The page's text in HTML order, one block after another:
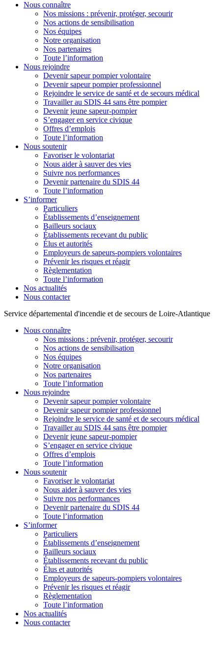
Nous connaître
Nos missions : prévenir, protéger, secourir
Nos actions de sensibilisation
Nos équipes
Notre organisation
Nos partenaires
Toute l’information
Nous rejoindre
Devenir sapeur pompier volontaire
Devenir sapeur pompier professionnel
Rejoindre le service de santé et de secours médical
Travailler au SDIS 44 sans être pompier
Devenir jeune sapeur-pompier
S’engager en service civique
Offres d’emplois
Toute l’information
Nous soutenir
Favoriser le volontariat
Nous aider à sauver des vies
Suivre nos performances
Devenir partenaire du SDIS 44
Toute l’information
S’informer
Particuliers
Établissements d’enseignement
Bailleurs sociaux
Établissements recevant du public
Élus et autorités
Employeurs de sapeurs-pompiers volontaires
Prévenir les risques et réagir
Règlementation
Toute l’information
Nos actualités
Nous contacter
Service départemental d'incendie et de secours de Loire-Atlantique
Nous connaître
Nos missions : prévenir, protéger, secourir
Nos actions de sensibilisation
Nos équipes
Notre organisation
Nos partenaires
Toute l’information
Nous rejoindre
Devenir sapeur pompier volontaire
Devenir sapeur pompier professionnel
Rejoindre le service de santé et de secours médical
Travailler au SDIS 44 sans être pompier
Devenir jeune sapeur-pompier
S’engager en service civique
Offres d’emplois
Toute l’information
Nous soutenir
Favoriser le volontariat
Nous aider à sauver des vies
Suivre nos performances
Devenir partenaire du SDIS 44
Toute l’information
S’informer
Particuliers
Établissements d’enseignement
Bailleurs sociaux
Établissements recevant du public
Élus et autorités
Employeurs de sapeurs-pompiers volontaires
Prévenir les risques et réagir
Règlementation
Toute l’information
Nos actualités
Nous contacter